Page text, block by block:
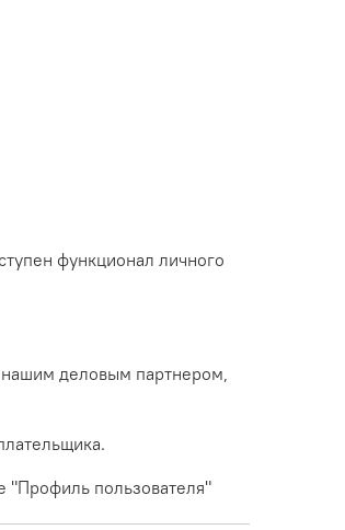
функционал личного
деловым партнером,
"Профиль пользователя"